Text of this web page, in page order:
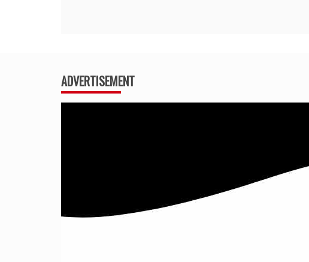
ADVERTISEMENT